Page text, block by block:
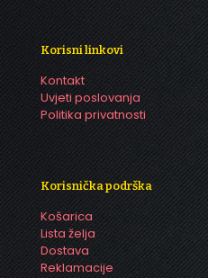
Korisni linkovi
Kontakt
Uvjeti poslovanja
Politika privatnosti
Korisnička podrška
Košarica
Lista želja
Dostava
Reklamacije